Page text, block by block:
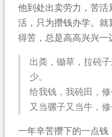
他到处出卖劳力，苦活
活，只为攒钱办学。
得苦，总是高高兴兴一
出粪，锄草，拉砘
少。
给我钱，我砘田，修
又当骡子又当牛，修
一年辛苦攒下的一点